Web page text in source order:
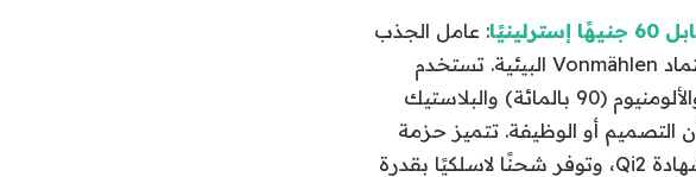
: عامل الجذب
الحقيقي لبنك الطاقة اللاسلكي المغناطيسي هذا هو بيانات اعتماد Vonmählen البيئية. تستخدم
الشركة المصنعة الألمانية الكوبالت المعاد تدويره (27 بالمائة) والألومنيوم (90 بالمائة) والبلاستيك
التصميم أو الوظيفة. تتميز حزمة
بطارية MagSafe هذه بأنها أنيقة ونحيفة (8.6 ملم)، وتتميز بشهادة Qi2، وتوفر شحنًا لاسلكيًا بقدرة